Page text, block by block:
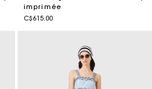
imprimée
C$615.00